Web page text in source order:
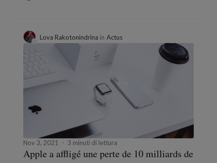
Lova Rakotonindrina in Actus
Nov 3, 2021 3 minuti di lettura
Apple a affligé une perte de 10 milliards de